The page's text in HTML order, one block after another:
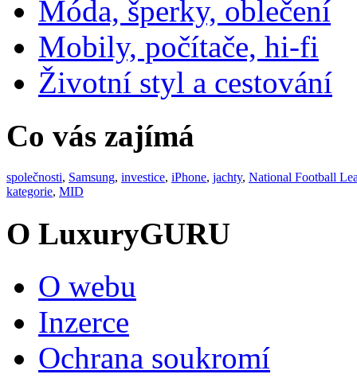
Móda, šperky, oblečení
Mobily, počítače, hi-fi
Životní styl a cestování
Co vás zajímá
společnosti, Samsung, investice, iPhone, jachty, National Football
kategorie, MID
O LuxuryGURU
O webu
Inzerce
Ochrana soukromí